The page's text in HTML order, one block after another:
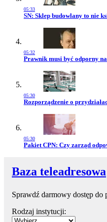
05:33
Przejdź do artykułu:
SN: Sklep budowlany to nie
05:32
Przejdź do artykułu:
Prawnik musi być odporny
05:30
Przejdź do artykułu:
Rozporządzenie o
05:30
Przejdź do artykułu:
Pakiet CPN: Czy zarząd
Baza teleadresowa
Sprawdź darmowy dostęp do
Rodzaj instytucji: